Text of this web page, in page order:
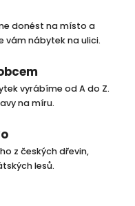
donést na místo a
vám nábytek na ulici.
vyrábíme od A do Z.
na míru.
z českých dřevin,
lesů.